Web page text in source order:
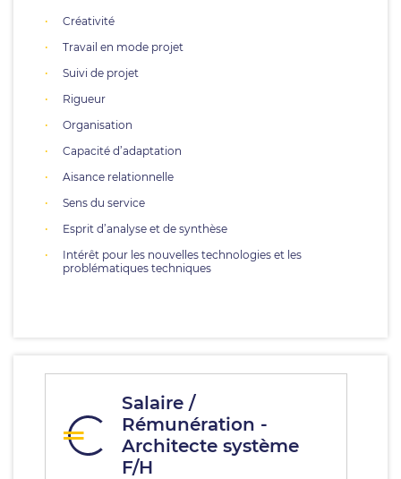
Créativité
Travail en mode projet
Suivi de projet
Rigueur
Organisation
Capacité d’adaptation
Aisance relationnelle
Sens du service
Esprit d’analyse et de synthèse
Intérêt pour les nouvelles technologies et les
problématiques techniques
Salaire /
Rémunération -
Architecte système
F/H